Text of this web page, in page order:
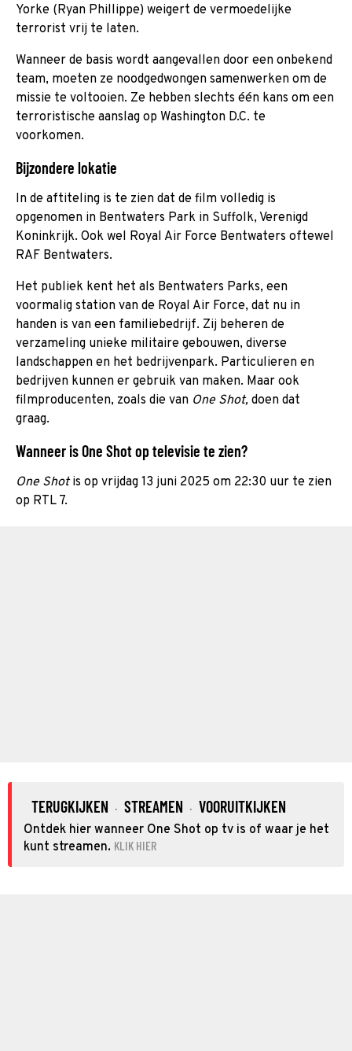
Yorke (Ryan Phillippe) weigert de vermoedelijke
terrorist vrij te laten.
Wanneer de basis wordt aangevallen door een onbekend
team, moeten ze noodgedwongen samenwerken om de
missie te voltooien. Ze hebben slechts één kans om een
terroristische aanslag op Washington D.C. te
voorkomen.
Bijzondere lokatie
In de aftiteling is te zien dat de film volledig is
opgenomen in Bentwaters Park in Suffolk, Verenigd
Koninkrijk. Ook wel Royal Air Force Bentwaters oftewel
RAF Bentwaters.
Het publiek kent het als Bentwaters Parks, een
voormalig station van de Royal Air Force, dat nu in
handen is van een familiebedrijf. Zij beheren de
verzameling unieke militaire gebouwen, diverse
landschappen en het bedrijvenpark. Particulieren en
bedrijven kunnen er gebruik van maken. Maar ook
filmproducenten, zoals die van One Shot, doen dat
graag.
Wanneer is One Shot op televisie te zien?
One Shotis op vrijdag 13 juni 2025 om 22:30 uur te zien
op RTL 7.
TERUGKIJKEN · STREAMEN · VOORUITKIJKEN
Ontdek hier wanneer One Shot op tv is of waar je het
kunt streamen. KLIK HIER